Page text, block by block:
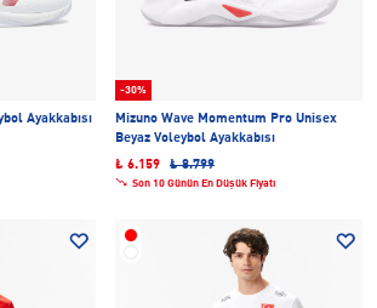
Ayakkabısı
-30%
Mizuno Wave Momentum Pro Unisex
Beyaz Voleybol Ayakkabısı
₺ 6.159
₺ 8.799
Son 10 Günün En Düşük Fiyatı